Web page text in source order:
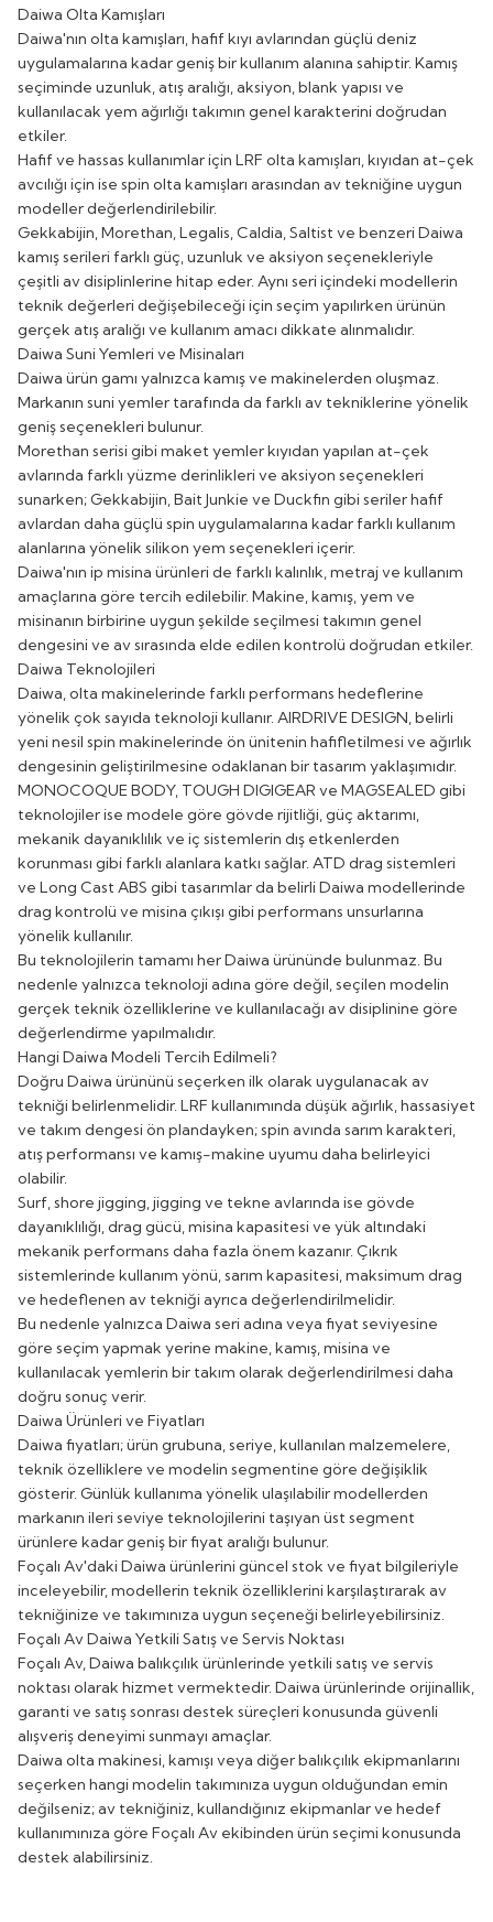
Daiwa Olta Kamışları
Daiwa'nın olta kamışları, hafif kıyı avlarından güçlü deniz
uygulamalarına kadar geniş bir kullanım alanına sahiptir. Kamış
seçiminde uzunluk, atış aralığı, aksiyon, blank yapısı ve
kullanılacak yem ağırlığı takımın genel karakterini doğrudan
etkiler.
Hafif ve hassas kullanımlar için LRF olta kamışları, kıyıdan at-çek
avcılığı için ise spin olta kamışları arasından av tekniğine uygun
modeller değerlendirilebilir.
Gekkabijin, Morethan, Legalis, Caldia, Saltist ve benzeri Daiwa
kamış serileri farklı güç, uzunluk ve aksiyon seçenekleriyle
çeşitli av disiplinlerine hitap eder. Aynı seri içindeki modellerin
teknik değerleri değişebileceği için seçim yapılırken ürünün
gerçek atış aralığı ve kullanım amacı dikkate alınmalıdır.
Daiwa Suni Yemleri ve Misinaları
Daiwa ürün gamı yalnızca kamış ve makinelerden oluşmaz.
Markanın suni yemler tarafında da farklı av tekniklerine yönelik
geniş seçenekleri bulunur.
Morethan serisi gibimaket yemlerkıyıdan yapılan at-çek
avlarında farklı yüzme derinlikleri ve aksiyon seçenekleri
sunarken; Gekkabijin, Bait Junkie ve Duckfin gibi seriler hafif
avlardan daha güçlü spin uygulamalarına kadar farklı kullanım
alanlarına yönelik silikon yem seçenekleri içerir.
Daiwa'nın ip misina ürünleri de farklı kalınlık, metraj ve kullanım
amaçlarına göre tercih edilebilir. Makine, kamış, yem ve
misinanın birbirine uygun şekilde seçilmesi takımın genel
dengesini ve av sırasında elde edilen kontrolü doğrudan etkiler.
Daiwa Teknolojileri
Daiwa, olta makinelerinde farklı performans hedeflerine
yönelik çok sayıda teknoloji kullanır. AIRDRIVE DESIGN, belirli
yeni nesil spin makinelerinde ön ünitenin hafifletilmesi ve ağırlık
dengesinin geliştirilmesine odaklanan bir tasarım yaklaşımıdır.
MONOCOQUE BODY, TOUGH DIGIGEAR ve MAGSEALED gibi
teknolojiler ise modele göre gövde rijitliği, güç aktarımı,
mekanik dayanıklılık ve iç sistemlerin dış etkenlerden
korunması gibi farklı alanlara katkı sağlar. ATD drag sistemleri
ve Long Cast ABS gibi tasarımlar da belirli Daiwa modellerinde
drag kontrolü ve misina çıkışı gibi performans unsurlarına
yönelik kullanılır.
Bu teknolojilerin tamamı her Daiwa ürününde bulunmaz. Bu
nedenle yalnızca teknoloji adına göre değil, seçilen modelin
gerçek teknik özelliklerine ve kullanılacağı av disiplinine göre
değerlendirme yapılmalıdır.
Hangi Daiwa Modeli Tercih Edilmeli?
Doğru Daiwa ürününü seçerken ilk olarak uygulanacak av
tekniği belirlenmelidir. LRF kullanımında düşük ağırlık, hassasiyet
ve takım dengesi ön plandayken; spin avında sarım karakteri,
atış performansı ve kamış-makine uyumu daha belirleyici
olabilir.
Surf, shore jigging, jigging ve tekne avlarında ise gövde
dayanıklılığı, drag gücü, misina kapasitesi ve yük altındaki
mekanik performans daha fazla önem kazanır. Çıkrık
sistemlerinde kullanım yönü, sarım kapasitesi, maksimum drag
ve hedeflenen av tekniği ayrıca değerlendirilmelidir.
Bu nedenle yalnızca Daiwa seri adına veya fiyat seviyesine
göre seçim yapmak yerine makine, kamış, misina ve
kullanılacak yemlerin bir takım olarak değerlendirilmesi daha
doğru sonuç verir.
Daiwa Ürünleri ve Fiyatları
Daiwa fiyatları; ürün grubuna, seriye, kullanılan malzemelere,
teknik özelliklere ve modelin segmentine göre değişiklik
gösterir. Günlük kullanıma yönelik ulaşılabilir modellerden
markanın ileri seviye teknolojilerini taşıyan üst segment
ürünlere kadar geniş bir fiyat aralığı bulunur.
Foçalı Av'daki Daiwa ürünlerini güncel stok ve fiyat bilgileriyle
inceleyebilir, modellerin teknik özelliklerini karşılaştırarak av
tekniğinize ve takımınıza uygun seçeneği belirleyebilirsiniz.
Foçalı Av Daiwa Yetkili Satış ve Servis Noktası
Foçalı Av, Daiwa balıkçılık ürünlerinde yetkili satış ve servis
noktası olarak hizmet vermektedir. Daiwa ürünlerinde orijinallik,
garanti ve satış sonrası destek süreçleri konusunda güvenli
alışveriş deneyimi sunmayı amaçlar.
Daiwa olta makinesi, kamışı veya diğer balıkçılık ekipmanlarını
seçerken hangi modelin takımınıza uygun olduğundan emin
değilseniz; av tekniğiniz, kullandığınız ekipmanlar ve hedef
kullanımınıza göre Foçalı Av ekibinden ürün seçimi konusunda
destek alabilirsiniz.